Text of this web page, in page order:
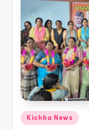
Kichha News